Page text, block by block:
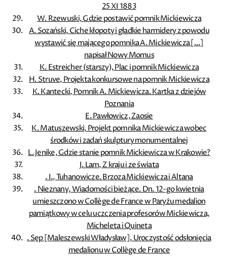
25 XI 1883
W. Rzewuski, Gdzie postawić pomnik Mickiewicza
A. Sozański, Ciche kłopoty i gładkie harmidery z powodu
wystawić się mającego pomnika A. Mickiewicza [...]
napisał Nowy Momus
K. Estreicher (starszy), Plac i pomnik Mickiewicza
H. Struve, Projekta konkursowe na pomnik Mickiewicza
K. Kantecki, Pomnik A. Mickiewicza. Kartka z dziejów
Poznania
E. Pawłowicz, Zaosie
K. Matuszewski, Projekt pomnika Mickiewicza wobec
środków i zadań skulptury monumentalnej
L. Jenike, Gdzie stanie pomnik Mickiewicza w Krakowie?
J. Lam, Z kraju i ze świata
. I., Tuhanowicze. Brzoza Mickiewicza i Altana
. Nieznany, Wiadomości bieżące. Dn. 12-go kwietnia
umieszczono w Collège de France w Paryżu medalion
pamiątkowy w celu uczczenia profesorów Mickiewicza,
Micheleta i Quineta
. Sęp [Maleszewski Władysław], Uroczystość odsłonięcia
medalionu w Collège de France